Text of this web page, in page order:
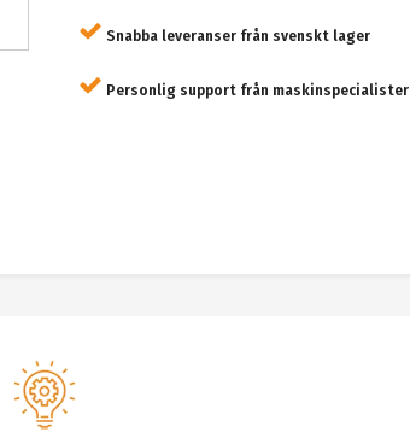
Snabba leveranser från svenskt lager
Personlig support från maskinspecialister